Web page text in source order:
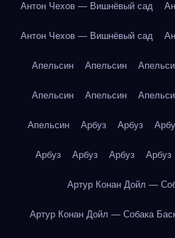
Антон Чехов — Вишнёвый сад
Антон Чехов — Вишнёвый сад
Апельсин Апельсин
Апельсин Апельсин
Апельсин Арбуз Арбуз
Арбуз Арбуз Арбуз Арбуз
Артур Конан Дойл —
Артур Конан Дойл — Собака